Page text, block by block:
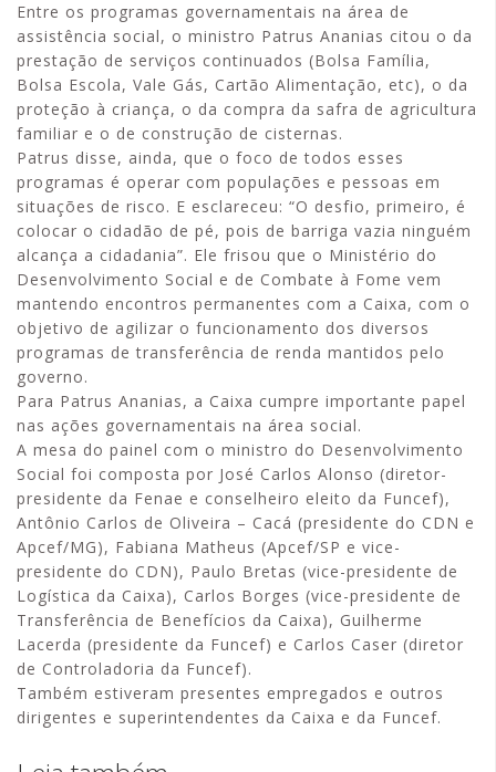
Entre os programas governamentais na área de
assistência social, o ministro Patrus Ananias citou o da
prestação de serviços continuados (Bolsa Família,
Bolsa Escola, Vale Gás, Cartão Alimentação, etc), o da
proteção à criança, o da compra da safra de agricultura
familiar e o de construção de cisternas.
Patrus disse, ainda, que o foco de todos esses
programas é operar com populações e pessoas em
situações de risco. E esclareceu: “O desfio, primeiro, é
colocar o cidadão de pé, pois de barriga vazia ninguém
alcança a cidadania”. Ele frisou que o Ministério do
Desenvolvimento Social e de Combate à Fome vem
mantendo encontros permanentes com a Caixa, com o
objetivo de agilizar o funcionamento dos diversos
programas de transferência de renda mantidos pelo
governo.
Para Patrus Ananias, a Caixa cumpre importante papel
nas ações governamentais na área social.
A mesa do painel com o ministro do Desenvolvimento
Social foi composta por José Carlos Alonso (diretor-
presidente da Fenae e conselheiro eleito da Funcef),
Antônio Carlos de Oliveira – Cacá (presidente do CDN e
Apcef/MG), Fabiana Matheus (Apcef/SP e vice-
presidente do CDN), Paulo Bretas (vice-presidente de
Logística da Caixa), Carlos Borges (vice-presidente de
Transferência de Benefícios da Caixa), Guilherme
Lacerda (presidente da Funcef) e Carlos Caser (diretor
de Controladoria da Funcef).
Também estiveram presentes empregados e outros
dirigentes e superintendentes da Caixa e da Funcef.